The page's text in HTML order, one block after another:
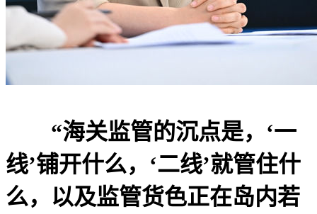
“海关监管的沉点是，‘一
线’铺开什么，‘二线’就管住什
么，以及监管货色正在岛内若